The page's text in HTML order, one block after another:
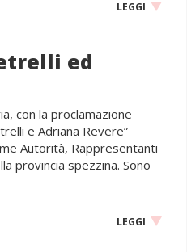
LEGGI
ed
con la proclamazione
e Adriana Revere”
Autorità, Rappresentanti
provincia spezzina. Sono
LEGGI